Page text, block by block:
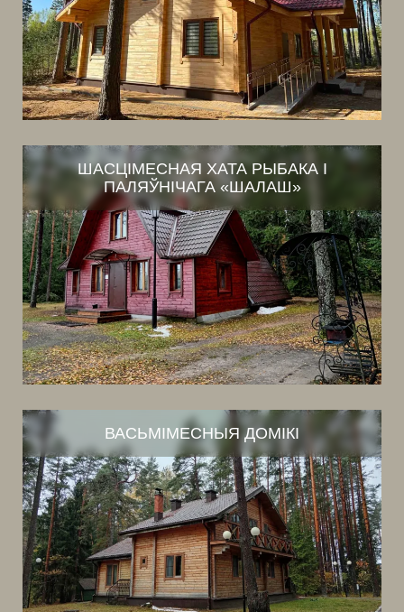
ШАСЦІМЕСНАЯ ХАТА РЫБАКА І
ПАЛЯЎНІЧАГА «ШАЛАШ»
ВАСЬМІМЕСНЫЯ ДОМІКІ